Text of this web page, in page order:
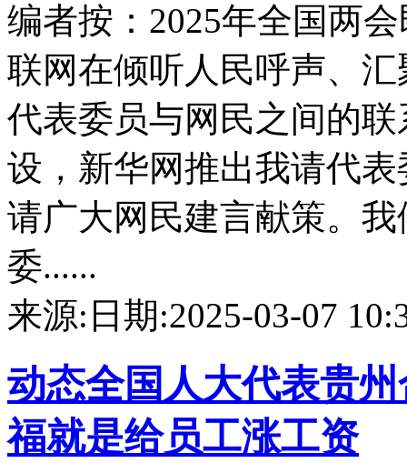
编者按：2025年全国两
联网在倾听人民呼声、
代表委员与网民之间的
设，新华网推出我请代
请广大网民建言献策。
委......
来源: 日期:2025-03-07
动态全国人大代表贵
福就是给员工涨工资